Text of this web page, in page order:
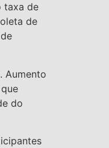
taxa de
de
Aumento
do